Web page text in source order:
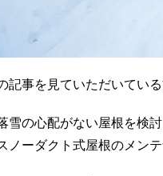
記事を見ていただいている
雪の心配がない屋根を検討
スノーダクト式屋根のメン